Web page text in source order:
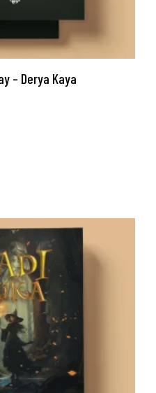
– Derya Kaya